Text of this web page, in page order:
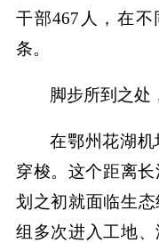
干部467人，在
条。
脚步所到之处
在鄂州花湖
穿梭。这个距离
划之初就面临生
组多次进入工地